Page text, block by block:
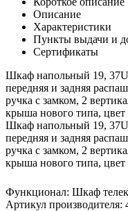
Описание
Характеристики
Пункты выдачи и
Сертификаты
Шкаф напольный 19,
передняя и задняя
ручка с замком, 2
крыша нового типа,
Шкаф напольный 19,
передняя и задняя
ручка с замком, 2
крыша нового типа,
Функционал: Шкаф
Артикул производителя: